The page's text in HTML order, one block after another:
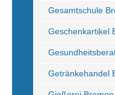
Gesamtschule
Geschenkartikel
Getränkehandel